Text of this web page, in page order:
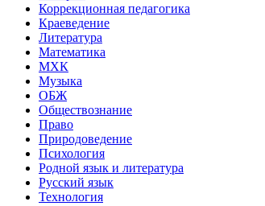
Коррекционная педагогика
Краеведение
Литература
Математика
МХК
Музыка
ОБЖ
Обществознание
Право
Природоведение
Психология
Родной язык и литература
Русский язык
Технология